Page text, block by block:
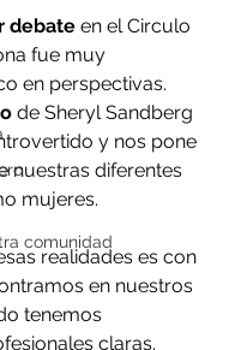
comunidad
debate en el Circulo
fue muy
en perspectivas.
de Sheryl Sandberg
y nos pone
nuestras diferentes
mujeres.
realidades es con
en nuestros
tenemos
claras.